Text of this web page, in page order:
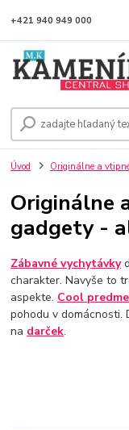
+421 940 949 000
Úvod Originálne a
Originálne
gadgety -
Zábavné vychytávky
charakter. Navyše to
aspekte. Cool
pohodu v domácnosti.
na darček.